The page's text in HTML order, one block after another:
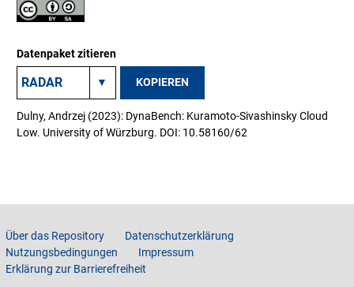
Datenpaket zitieren
KOPIEREN
Dulny, Andrzej (2023): DynaBench: Kuramoto-Sivashinsky Cloud
Low. University of Würzburg. DOI: 10.58160/62
Über das Repository
Datenschutzerklärung
Nutzungsbedingungen
Impressum
Erklärung zur Barrierefreiheit